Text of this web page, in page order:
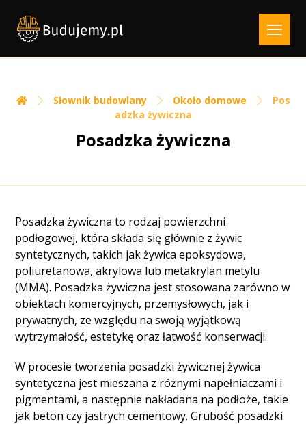
Słownik budowlany Około domowe
Pos
adzka żywiczna
Posadzka żywiczna
Posadzka żywiczna to rodzaj powierzchni
podłogowej, która składa się głównie z żywic
syntetycznych, takich jak żywica epoksydowa,
poliuretanowa, akrylowa lub metakrylan metylu
(MMA). Posadzka żywiczna jest stosowana zarówno w
obiektach komercyjnych, przemysłowych, jak i
prywatnych, ze względu na swoją wyjątkową
wytrzymałość, estetykę oraz łatwość konserwacji.
W procesie tworzenia posadzki żywicznej żywica
syntetyczna jest mieszana z różnymi napełniaczami i
pigmentami, a następnie nakładana na podłoże, takie
jak beton czy jastrych cementowy. Grubość posadzki